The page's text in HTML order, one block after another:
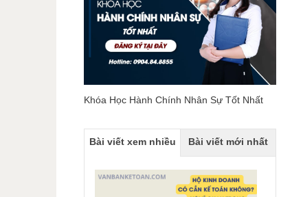
Khóa Học Hành Chính Nhân Sự Tốt Nhất
Bài viết xem nhiều Bài viết mới nhất